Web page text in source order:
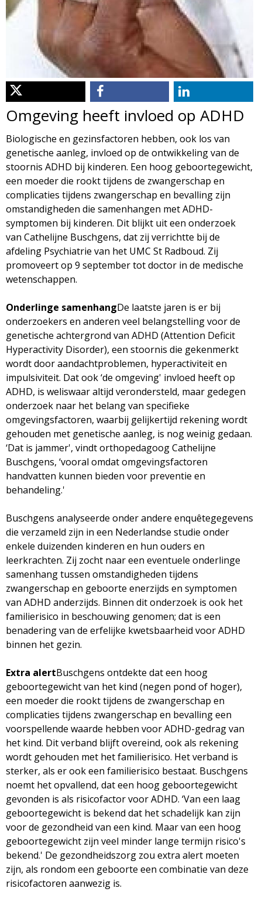
i
l
o
g
i
e
M
a
g
a
z
i
n
e
d
n
u
Omgeving heeft invloed op ADHD
Biologische en gezinsfactoren hebben, ook los van
genetische aanleg, invloed op de ontwikkeling van de
stoornis ADHD bij kinderen. Een hoog geboortegewicht,
een moeder die rookt tijdens de zwangerschap en
complicaties tijdens zwangerschap en bevalling zijn
omstandigheden die samenhangen met ADHD-
symptomen bij kinderen. Dit blijkt uit een onderzoek
van Cathelijne Buschgens, dat zij verrichtte bij de
afdeling Psychiatrie van het UMC St Radboud. Zij
promoveert op 9 september tot doctor in de medische
wetenschappen.
Onderlinge samenhangDe laatste jaren is er bij
onderzoekers en anderen veel belangstelling voor de
genetische achtergrond van ADHD (Attention Deficit
Hyperactivity Disorder), een stoornis die gekenmerkt
wordt door aandachtproblemen, hyperactiviteit en
impulsiviteit. Dat ook ‘de omgeving' invloed heeft op
ADHD, is weliswaar altijd verondersteld, maar gedegen
onderzoek naar het belang van specifieke
omgevingsfactoren, waarbij gelijkertijd rekening wordt
gehouden met genetische aanleg, is nog weinig gedaan.
‘Dat is jammer', vindt orthopedagoog Cathelijne
Buschgens, ‘vooral omdat omgevingsfactoren
handvatten kunnen bieden voor preventie en
behandeling.'
Buschgens analyseerde onder andere enquêtegegevens
die verzameld zijn in een Nederlandse studie onder
enkele duizenden kinderen en hun ouders en
leerkrachten. Zij zocht naar een eventuele onderlinge
samenhang tussen omstandigheden tijdens
zwangerschap en geboorte enerzijds en symptomen
van ADHD anderzijds. Binnen dit onderzoek is ook het
familierisico in beschouwing genomen; dat is een
benadering van de erfelijke kwetsbaarheid voor ADHD
binnen het gezin.
Extra alertBuschgens ontdekte dat een hoog
geboortegewicht van het kind (negen pond of hoger),
een moeder die rookt tijdens de zwangerschap en
complicaties tijdens zwangerschap en bevalling een
voorspellende waarde hebben voor ADHD-gedrag van
het kind. Dit verband blijft overeind, ook als rekening
wordt gehouden met het familierisico. Het verband is
sterker, als er ook een familierisico bestaat. Buschgens
noemt het opvallend, dat een hoog geboortegewicht
gevonden is als risicofactor voor ADHD. ‘Van een laag
geboortegewicht is bekend dat het schadelijk kan zijn
voor de gezondheid van een kind. Maar van een hoog
geboortegewicht zijn veel minder lange termijn risico's
bekend.' De gezondheidszorg zou extra alert moeten
zijn, als rondom een geboorte een combinatie van deze
risicofactoren aanwezig is.